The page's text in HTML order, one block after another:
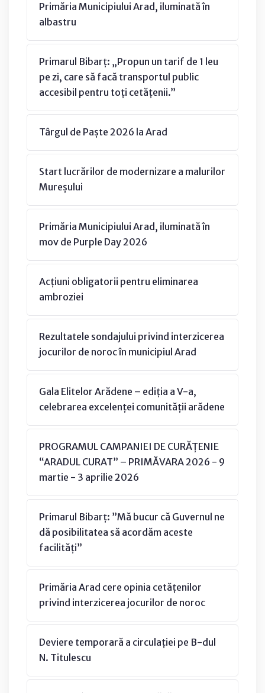
Primăria Municipiului Arad, iluminată în
albastru
Primarul Bibarț: „Propun un tarif de 1 leu
pe zi, care să facă transportul public
accesibil pentru toți cetățenii.”
Târgul de Paște 2026 la Arad
Start lucrărilor de modernizare a malurilor
Mureșului
Primăria Municipiului Arad, iluminată în
mov de Purple Day 2026
Acțiuni obligatorii pentru eliminarea
ambroziei
Rezultatele sondajului privind interzicerea
jocurilor de noroc în municipiul Arad
Gala Elitelor Arădene – ediția a V-a,
celebrarea excelenței comunității arădene
PROGRAMUL CAMPANIEI DE CURĂȚENIE
“ARADUL CURAT” – PRIMĂVARA 2026 - 9
martie - 3 aprilie 2026
Primarul Bibarț: ”Mă bucur că Guvernul ne
dă posibilitatea să acordăm aceste
facilități”
Primăria Arad cere opinia cetățenilor
privind interzicerea jocurilor de noroc
Deviere temporară a circulației pe B-dul
N. Titulescu